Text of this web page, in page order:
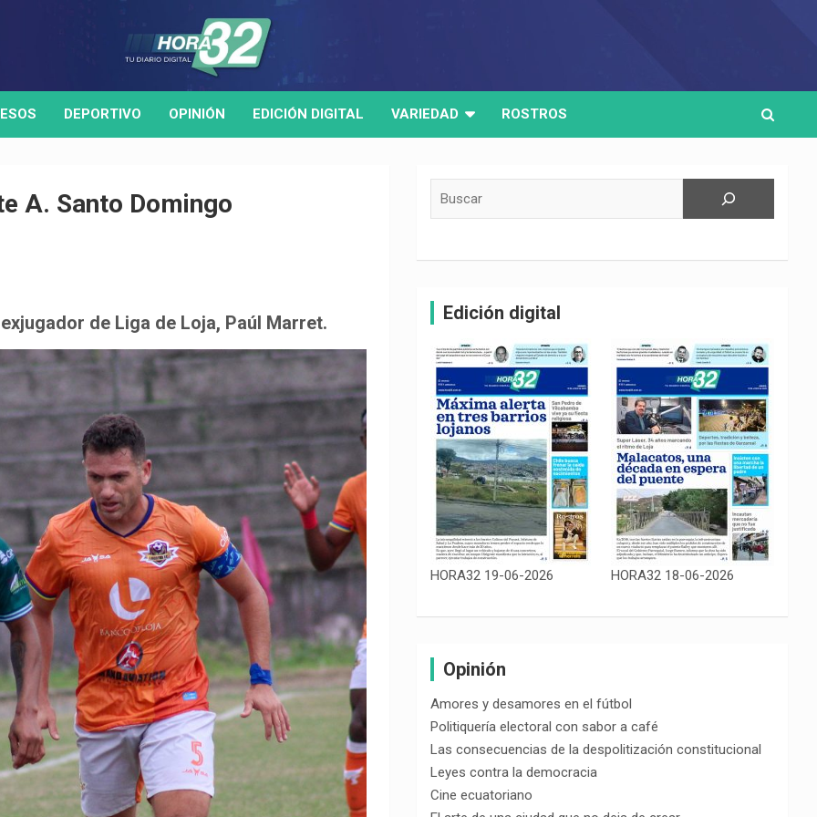
DEPORTIVO OPINIÓN EDICIÓN DIGITAL VARIEDAD ROSTROS
A. Santo Domingo
de Liga de Loja, Paúl Marret. Edición digital
HORA32 19-06-2026 HORA32 18-06-2026
Opinión
Amores y desamores en el fútbol
Politiquería electoral con sabor a café
Las consecuencias de la despolitización constitucional
Leyes contra la democracia
Cine ecuatoriano